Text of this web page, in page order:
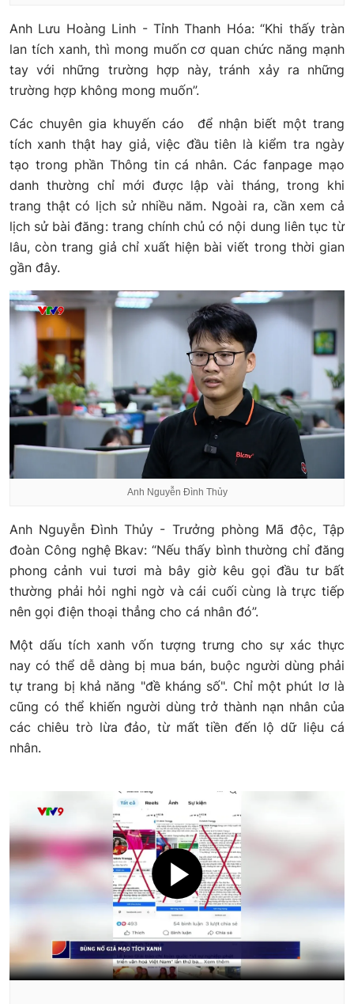
Anh Lưu Hoàng Linh - Tỉnh Thanh Hóa: “Khi thấy tràn
lan tích xanh, thì mong muốn cơ quan chức năng mạnh
tay với những trường hợp này, tránh xảy ra những
trường hợp không mong muốn”.
Các chuyên gia khuyến cáo để nhận biết một trang
tích xanh thật hay giả, việc đầu tiên là kiểm tra ngày
tạo trong phần Thông tin cá nhân. Các fanpage mạo
danh thường chỉ mới được lập vài tháng, trong khi
trang thật có lịch sử nhiều năm. Ngoài ra, cần xem cả
lịch sử bài đăng: trang chính chủ có nội dung liên tục từ
lâu, còn trang giả chỉ xuất hiện bài viết trong thời gian
gần đây.
Anh Nguyễn Đình Thủy
Anh Nguyễn Đình Thủy - Trưởng phòng Mã độc, Tập
đoàn Công nghệ Bkav: “Nếu thấy bình thường chỉ đăng
phong cảnh vui tươi mà bây giờ kêu gọi đầu tư bất
thường phải hỏi nghi ngờ và cái cuối cùng là trực tiếp
nên gọi điện thoại thẳng cho cá nhân đó”.
Một dấu tích xanh vốn tượng trưng cho sự xác thực
nay có thể dễ dàng bị mua bán, buộc người dùng phải
tự trang bị khả năng "đề kháng số". Chỉ một phút lơ là
cũng có thể khiến người dùng trở thành nạn nhân của
các chiêu trò lừa đảo, từ mất tiền đến lộ dữ liệu cá
nhân.